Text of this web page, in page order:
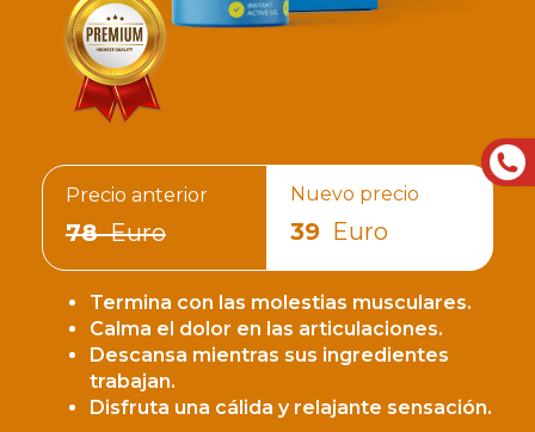
Precio anterior
78 Euro
Nuevo precio
39 Euro
Termina con las molestias musculares.
Calma el dolor en las articulaciones.
Descansa mientras sus ingredientes
trabajan.
Disfruta una cálida y relajante sensación.